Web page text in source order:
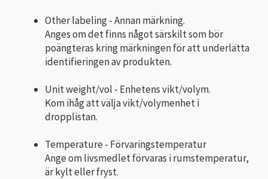
Other labeling - Annan märkning.
Anges om det finns något särskilt som bör
poängteras kring märkningen för att underlätta
identifieringen av produkten.
Unit weight/vol - Enhetens vikt/volym.
Kom ihåg att välja vikt/volymenhet i
dropplistan.
Temperature - Förvaringstemperatur
Ange om livsmedlet förvaras i rumstemperatur,
är kylt eller fryst.